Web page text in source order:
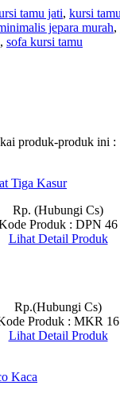
tamu jati, kursi
jepara murah,
, sofa kursi tamu
produk-produk ini :
Rp. (Hubungi Cs)
Produk : DPN 46
Lihat Detail Produk
Rp.(Hubungi Cs)
Produk : MKR 16
Lihat Detail Produk